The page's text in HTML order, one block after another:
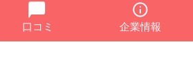
口コミ 企業情報